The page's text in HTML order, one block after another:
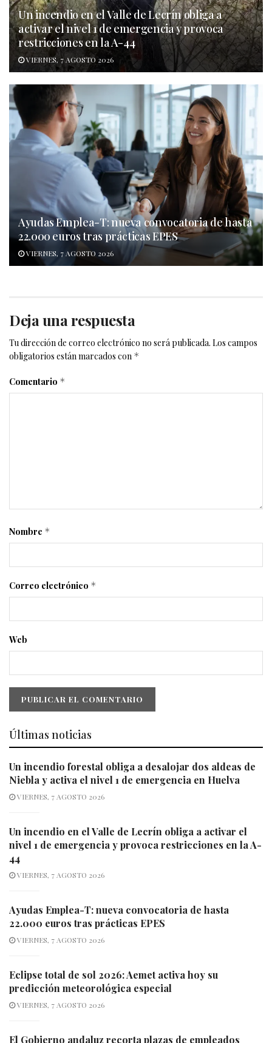
Un incendio en el Valle de Lecrín obliga a
activar el nivel 1 de emergencia y provoca
restricciones en la A-44
VIERNES, 7 AGOSTO 2026
Ayudas Emplea-T: nueva convocatoria de hasta
22.000 euros tras prácticas EPES
VIERNES, 7 AGOSTO 2026
Deja una respuesta
Tu dirección de correo electrónico no será publicada. Los campos
obligatorios están marcados con *
Comentario *
Nombre *
Correo electrónico *
Web
Últimas noticias
Un incendio forestal obliga a desalojar dos aldeas de
Niebla y activa el nivel 1 de emergencia en Huelva
VIERNES, 7 AGOSTO 2026
Un incendio en el Valle de Lecrín obliga a activar el
nivel 1 de emergencia y provoca restricciones en la A-
44
VIERNES, 7 AGOSTO 2026
Ayudas Emplea-T: nueva convocatoria de hasta
22.000 euros tras prácticas EPES
VIERNES, 7 AGOSTO 2026
Eclipse total de sol 2026: Aemet activa hoy su
predicción meteorológica especial
VIERNES, 7 AGOSTO 2026
El Gobierno andaluz recorta plazas de empleados